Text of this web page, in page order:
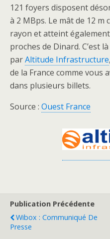
121 foyers disposent
à 2 MBps. Le mât de 12 m
rayon et atteint
proches de Dinard. C’est
parAltitude Infrastructure
de la France comme vous
dans plusieurs billets.
Source : Ouest France
Publication Précédente
Wibox : Communiqué De
Presse